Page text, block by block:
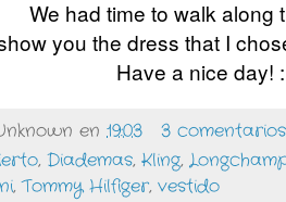
We had time to walk
you the dress that I
Have a nice day!
en 19:03
3 comentarios
, Diademas, Kling,
,Tommy Hilfiger, vestido